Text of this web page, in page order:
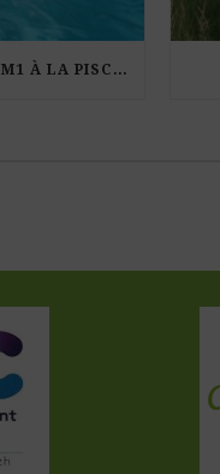
LES ÉLÈVES DE CM1 À LA PISCINE MUNICIPALE DE KERDURAND